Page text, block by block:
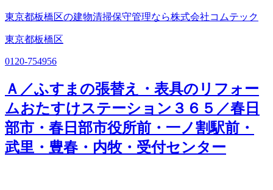
東京都板橋区の建物清掃保守管理なら株式会社コムテック
東京都板橋区
0120-754956
Ａ／ふすまの張替え・表具のリフォー
ムおたすけステーション３６５／春日
部市・春日部市役所前・一ノ割駅前・
武里・豊春・内牧・受付センター